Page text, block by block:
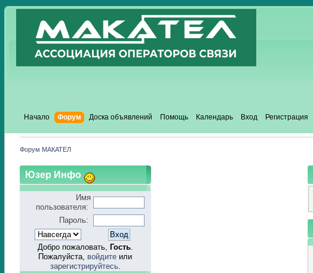
Начало Форум Доска объявлений Помощь Календарь Вход Регистрация
Форум МАКАТЕЛ
Юзер Инфо
Имя
пользователя:
Пароль:
Добро пожаловать, Гость.
Пожалуйста, войдите или
зарегистрируйтесь.